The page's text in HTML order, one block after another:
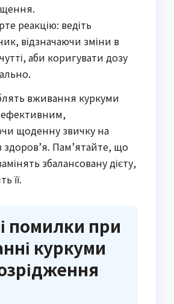
реакцію: ведіть
відзначаючи зміни в
аби коригувати дозу
вживання куркуми
ефективним,
щоденну звичку на
здоров’я. Пам’ятайте, що
збалансовану дієту,
її.
помилки при
куркуми